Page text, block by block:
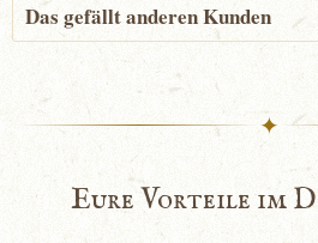
Das gefällt anderen Kunden
✦
Eure Vorteile im